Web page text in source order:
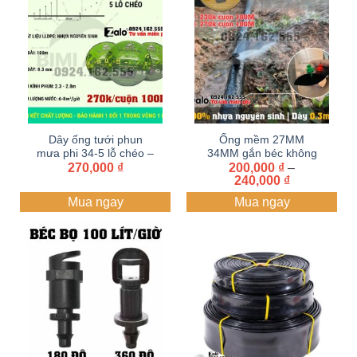
Dây ống tưới phun
mưa phi 34-5 lỗ chéo –
dày 0.3mm – cuộn
AGRI | Nhựa nguyên
sinh | Bảo hành 1 năm
270,000 ₫
Mua ngay
Ống mềm 27MM
34MM gắn béc không
đục lỗ BIMI AGRI | dây
tưới xẹp, ống dẹp (
Cuộn 100 mét)
200,000 ₫ –
240,000 ₫Khoảng
giá:
từ
Mua ngay